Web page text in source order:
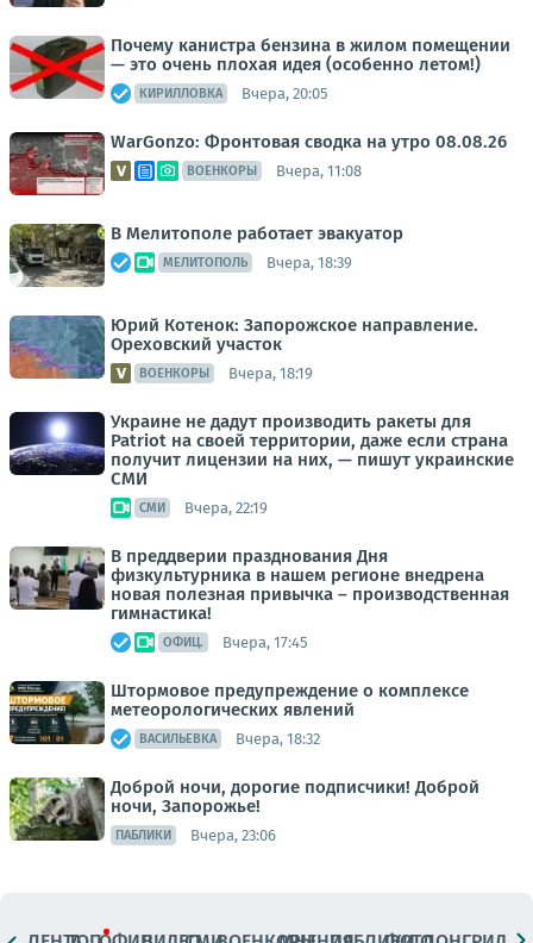
Почему канистра бензина в жилом помещении
— это очень плохая идея (особенно летом!)
КИРИЛЛОВКА Вчера, 20:05
WarGonzo: Фронтовая сводка на утро 08.08.26
ВОЕНКОРЫ Вчера, 11:08
В Мелитополе работает эвакуатор
МЕЛИТОПОЛЬ Вчера, 18:39
Юрий Котенок: Запорожское направление.
Ореховский участок
ВОЕНКОРЫ Вчера, 18:19
Украине не дадут производить ракеты для
Patriot на своей территории, даже если страна
получит лицензии на них, — пишут украинские
СМИ
СМИ Вчера, 22:19
В преддверии празднования Дня
физкультурника в нашем регионе внедрена
новая полезная привычка – производственная
гимнастика!
ОФИЦ. Вчера, 17:45
Штормовое предупреждение о комплексе
метеорологических явлений
ВАСИЛЬЕВКА Вчера, 18:32
Доброй ночи, дорогие подписчики! Доброй
ночи, Запорожье!
ПАБЛИКИ Вчера, 23:06